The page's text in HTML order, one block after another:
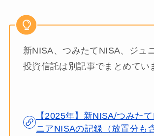
新NISA、つみたてNISA、ジュ
投資信託は別記事でまとめてい
【2025年】新NISA/つみた
ニアNISAの記録（放置分も